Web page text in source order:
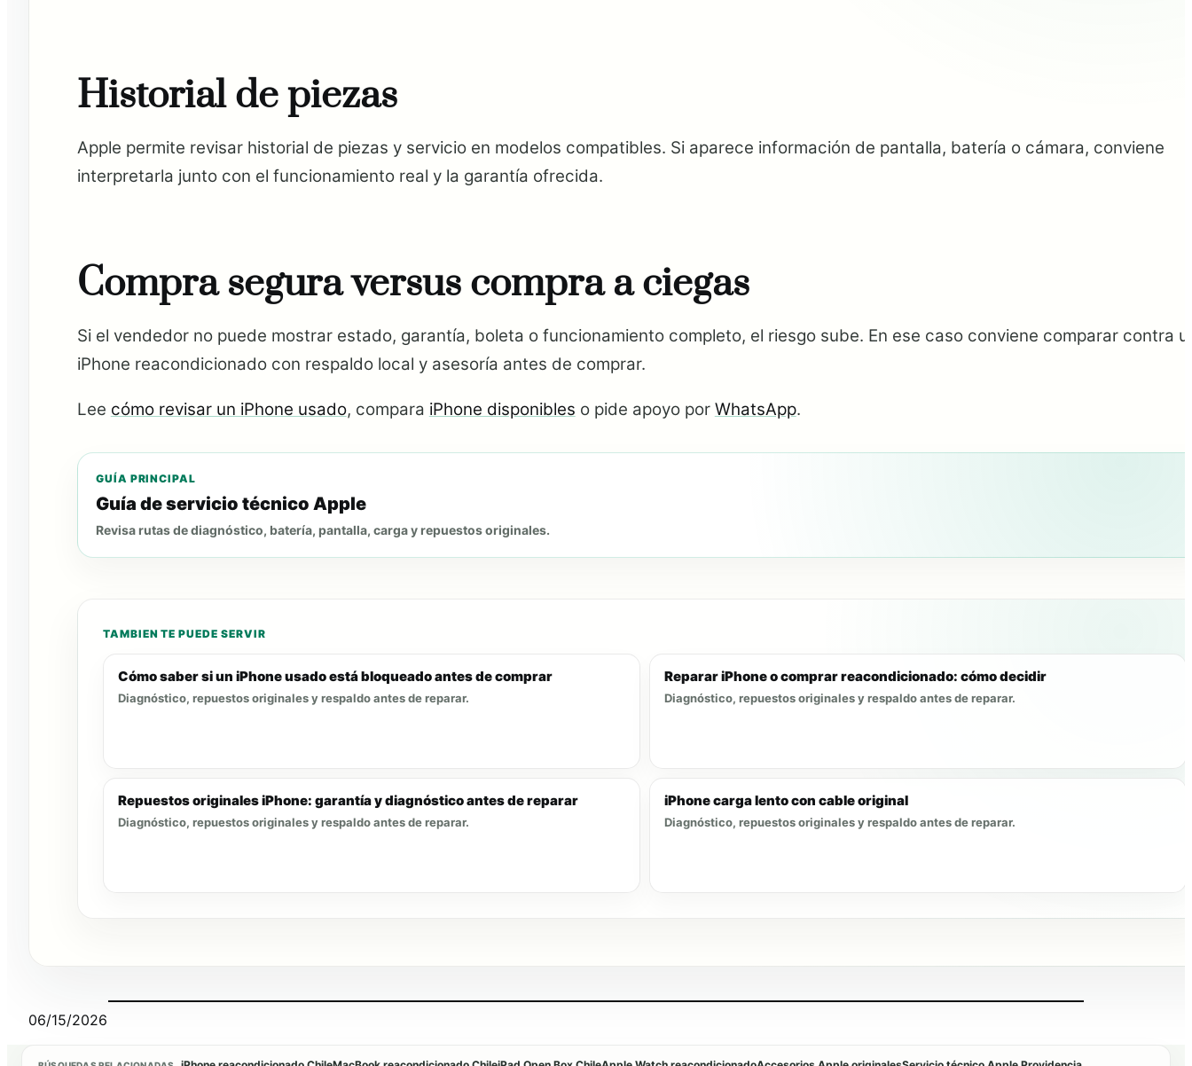
Historial de piezas
Apple permite revisar historial de piezas y servicio en modelos compatibles. Si aparece información de pantalla, batería o cámara, conviene
interpretarla junto con el funcionamiento real y la garantía ofrecida.
Compra segura versus compra a ciegas
Si el vendedor no puede mostrar estado, garantía, boleta o funcionamiento completo, el riesgo sube. En ese caso conviene comparar contra
iPhone reacondicionado con respaldo local y asesoría antes de comprar.
Lee cómo revisar un iPhone usado, compara iPhone disponibles o pide apoyo por WhatsApp.
GUÍA PRINCIPAL
Guía de servicio técnico Apple
Revisa rutas de diagnóstico, batería, pantalla, carga y repuestos originales.
TAMBIEN TE PUEDE SERVIR
Cómo saber si un iPhone usado está bloqueado antes de comprar
Diagnóstico, repuestos originales y respaldo antes de reparar.
Reparar iPhone o comprar reacondicionado: cómo decidir
Diagnóstico, repuestos originales y respaldo antes de reparar.
Repuestos originales iPhone: garantía y diagnóstico antes de reparar
Diagnóstico, repuestos originales y respaldo antes de reparar.
iPhone carga lento con cable original
Diagnóstico, repuestos originales y respaldo antes de reparar.
06/15/2026